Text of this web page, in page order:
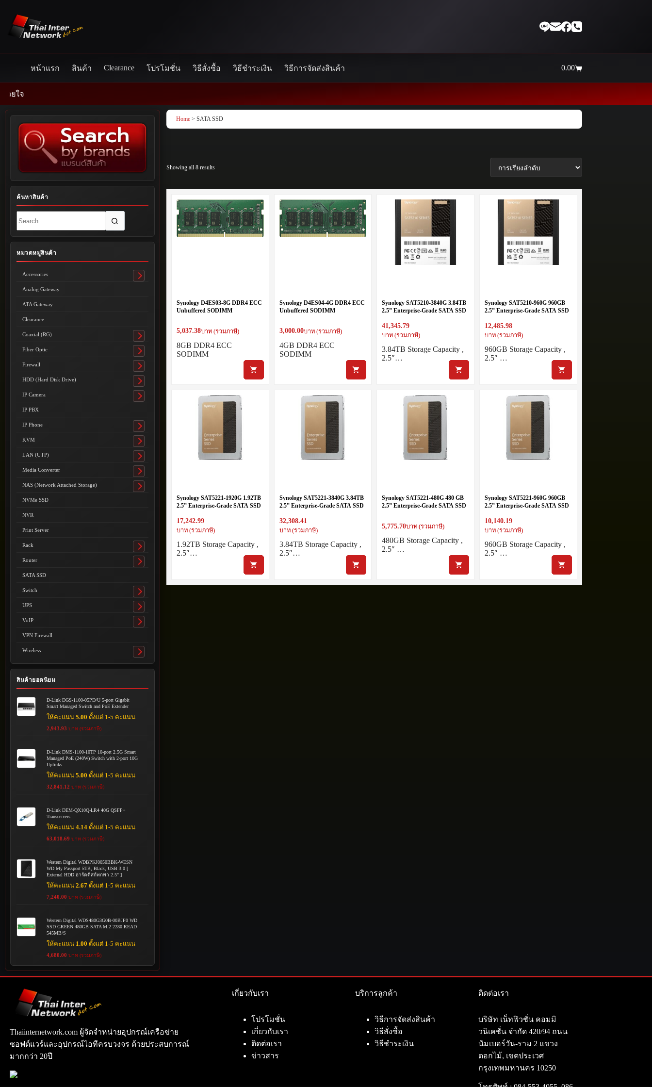
content
หน้าแรก สินค้า Clearance โปรโมชั่น วิธีสั่งซื้อ วิธีชำระเงิน วิธีการจัดส่งสินค้า
Shopping
0.00
Home > SATA SSD
Showing all 8 results
Synology D4ES03-8G DDR4 ECC
Unbuffered SODIMM
5,037.38บาท (รวมภาษี)
8GB DDR4 ECC
SODIMM
Synology D4ES04-4G DDR4 ECC
Unbuffered SODIMM
3,000.00บาท (รวมภาษี)
4GB DDR4 ECC
SODIMM
Synology SAT5210-3840G 3.84TB
2.5” Enterprise-Grade SATA SSD
41,345.79
บาท (รวมภาษี)
3.84TB Storage Capacity ,
2.5″…
Synology SAT5210-960G 960GB
2.5” Enterprise-Grade SATA SSD
12,485.98
บาท (รวมภาษี)
960GB Storage Capacity ,
2.5″ …
Synology SAT5221-1920G 1.92TB
2.5” Enterprise-Grade SATA SSD
17,242.99
บาท (รวมภาษี)
1.92TB Storage Capacity ,
2.5″…
Synology SAT5221-3840G 3.84TB
2.5” Enterprise-Grade SATA SSD
32,308.41
บาท (รวมภาษี)
3.84TB Storage Capacity ,
2.5″…
Synology SAT5221-480G 480 GB
2.5” Enterprise-Grade SATA SSD
5,775.70บาท (รวมภาษี)
480GB Storage Capacity ,
2.5″ …
Synology SAT5221-960G 960GB
2.5” Enterprise-Grade SATA SSD
10,140.19
บาท (รวมภาษี)
960GB Storage Capacity ,
2.5″ …
ค้นหาสินค้า
results
หมวดหมู่สินค้า
Accessories
Toggle
Analog Gateway
ATA Gateway
Clearance
Coaxial (RG)
Toggle
submenu
Fiber Optic
Toggle
submenu
Firewall
Toggle
submenu
HDD (Hard Disk Drive)
Toggle
submenu
IP Camera
Toggle
IP PBX
IP Phone
Toggle
submenu
KVM
Toggle
submenu
LAN (UTP)
Toggle
submenu
Media Converter
Toggle
submenu
NAS (Network Attached Storage)
Toggle
NVMe SSD
NVR
Print Server
Rack
Toggle
submenu
Router
Toggle
SATA SSD
Switch
Toggle
submenu
UPS
Toggle
submenu
VoIP
Toggle
VPN Firewall
Wireless
Toggle
submenu
สินค้ายอดนิยม
D-Link DGS-1100-05PD/U 5-port Gigabit
Smart Managed Switch and PoE Extender
ให้คะแนน5.00 ตั้งแต่ 1-5 คะแนน
2,943.93 บาท (รวมภาษี)
D-Link DMS-1100-10TP 10-port 2.5G Smart
Managed PoE (240W) Switch with 2-port 10G
Uplinks
ให้คะแนน5.00 ตั้งแต่ 1-5 คะแนน
32,841.12 บาท (รวมภาษี)
D-Link DEM-QX10Q-LR4 40G QSFP+
Transceivers
ให้คะแนน4.14 ตั้งแต่ 1-5 คะแนน
63,018.69 บาท (รวมภาษี)
Western Digital WDBPKJ0050BBK-WESN
WD My Passport 5TB, Black, USB 3.0 [
External HDD ฮาร์ดดิสก์พกพา 2.5" ]
ให้คะแนน2.67 ตั้งแต่ 1-5 คะแนน
7,240.00 บาท (รวมภาษี)
Western Digital WDS480G3G0B-00BJF0 WD
SSD GREEN 480GB SATA M.2 2280 READ
545MB/S
ให้คะแนน 1.00 ตั้งแต่ 1-5 คะแนน
4,680.00 บาท (รวมภาษี)
Thaiinternetwork.com ผู้จัดจำหน่ายอุปกรณ์เครือข่าย
ซอฟต์แวร์และอุปกรณ์ไอทีครบวงจร ด้วยประสบการณ์
มากกว่า 20ปี
เกี่ยวกับเรา
โปรโมชั่น
เกี่ยวกับเรา
ติดต่อเรา
ข่าวสาร
บริการลูกค้า
วิธีการจัดส่งสินค้า
วิธีสั่งซื้อ
วิธีชำระเงิน
ติดต่อเรา
บริษัท เน็ทฟิวชั่น คอมมิ
วนิเคชั่น จำกัด 420/94 ถนน
นัมเบอร์วัน-ราม 2 แขวง
ดอกไม้, เขตประเวศ
กรุงเทพมหานคร 10250